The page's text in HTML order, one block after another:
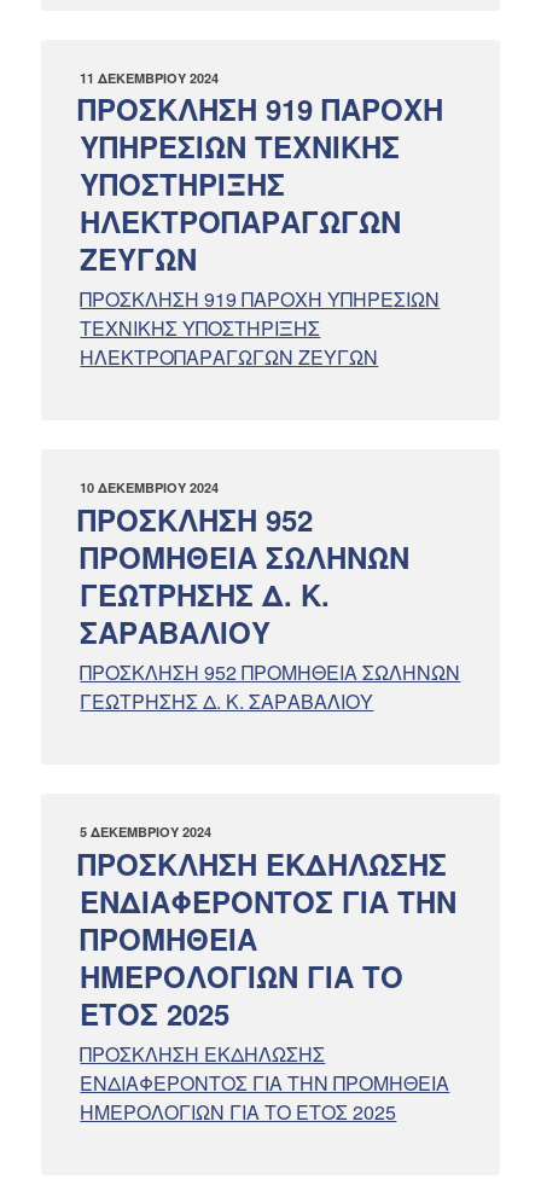
ΔΗΜΟΣΙΕΎΤΗΚΕ
ΣΤΙΣ
11 ΔΕΚΕΜΒΡΊΟΥ 2024
ΠΡΟΣΚΛΗΣΗ 919 ΠΑΡΟΧΗ
ΥΠΗΡΕΣΙΩΝ ΤΕΧΝΙΚΗΣ
ΥΠΟΣΤΗΡΙΞΗΣ
ΗΛΕΚΤΡΟΠΑΡΑΓΩΓΩΝ
ΖΕΥΓΩΝ
ΠΡΟΣΚΛΗΣΗ 919 ΠΑΡΟΧΗ ΥΠΗΡΕΣΙΩΝ
ΤΕΧΝΙΚΗΣ ΥΠΟΣΤΗΡΙΞΗΣ
ΗΛΕΚΤΡΟΠΑΡΑΓΩΓΩΝ ΖΕΥΓΩΝ
ΔΗΜΟΣΙΕΎΤΗΚΕ
ΣΤΙΣ
10 ΔΕΚΕΜΒΡΊΟΥ 2024
ΠΡΟΣΚΛΗΣΗ 952
ΠΡΟΜΗΘΕΙΑ ΣΩΛΗΝΩΝ
ΓΕΩΤΡΗΣΗΣ Δ. Κ.
ΣΑΡΑΒΑΛΙΟΥ
ΠΡΟΣΚΛΗΣΗ 952 ΠΡΟΜΗΘΕΙΑ ΣΩΛΗΝΩΝ
ΓΕΩΤΡΗΣΗΣ Δ. Κ. ΣΑΡΑΒΑΛΙΟΥ
ΔΗΜΟΣΙΕΎΤΗΚΕ
ΣΤΙΣ
5 ΔΕΚΕΜΒΡΊΟΥ 2024
ΠΡΟΣΚΛΗΣΗ ΕΚΔΗΛΩΣΗΣ
ΕΝΔΙΑΦΕΡΟΝΤΟΣ ΓΙΑ ΤΗΝ
ΠΡΟΜΗΘΕΙΑ
ΗΜΕΡΟΛΟΓΙΩΝ ΓΙΑ ΤΟ
ΕΤΟΣ 2025
ΠΡΟΣΚΛΗΣΗ ΕΚΔΗΛΩΣΗΣ
ΕΝΔΙΑΦΕΡΟΝΤΟΣ ΓΙΑ ΤΗΝ ΠΡΟΜΗΘΕΙΑ
ΗΜΕΡΟΛΟΓΙΩΝ ΓΙΑ ΤΟ ΕΤΟΣ 2025